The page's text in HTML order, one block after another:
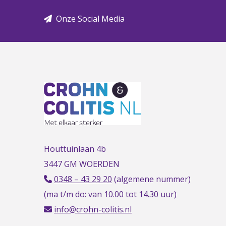
Onze Social Media
Houttuinlaan 4b
3447 GM WOERDEN
0348 – 43 29 20 (algemene nummer)
(ma t/m do: van 10.00 tot 14.30 uur)
info@crohn-colitis.nl